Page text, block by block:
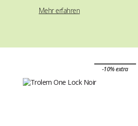
Mehr erfahren
-10% extra